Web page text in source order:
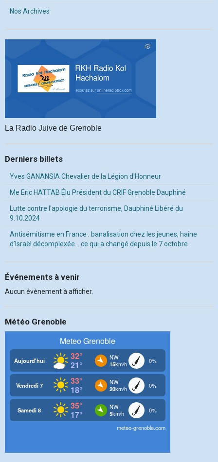
Nos Archives
La Radio Juive de Grenoble
Derniers billets
Yves GANANSIA Chevalier de la Légion d'Honneur
Me Eric HATTAB Élu Président du CRIF Grenoble Dauphiné
Lutte contre l'apologie du terrorisme, Dauphiné Libéré du
9.10.2024
Antisémitisme en France : banalisation chez les jeunes, haine
d’Israël décomplexée… ce qui a changé depuis le 7 octobre
Événements à venir
Aucun évènement à afficher.
Météo Grenoble